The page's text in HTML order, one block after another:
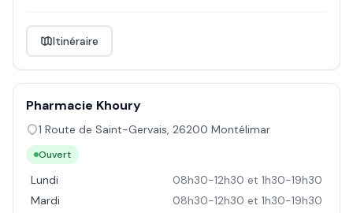
Itinéraire
Pharmacie Khoury
1 Route de Saint-Gervais, 26200 Montélimar
Ouvert
Lundi
08h30-12h30 et 1h30-19h30
Mardi
08h30-12h30 et 1h30-19h30